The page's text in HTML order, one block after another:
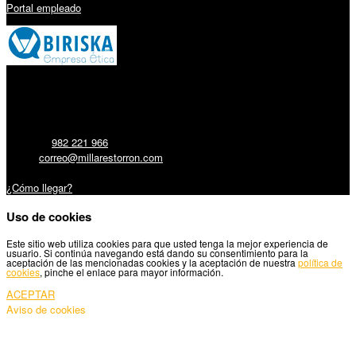
Portal empleado
982 221 966
correo@millarestorron.com
¿Cómo llegar?
Uso de cookies
Este sitio web utiliza cookies para que usted tenga la mejor experiencia de
usuario. Si continúa navegando está dando su consentimiento para la
aceptación de las mencionadas cookies y la aceptación de nuestra política de
cookies, pinche el enlace para mayor información.
ACEPTAR
Aviso de cookies